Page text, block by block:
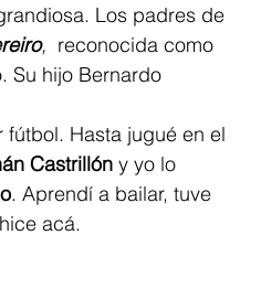
Los padres de
,
  reconocida como
Su hijo Bernardo
Hasta jugué en el
Castrillón y yo lo
. Aprendí a bailar, tuve
acá.